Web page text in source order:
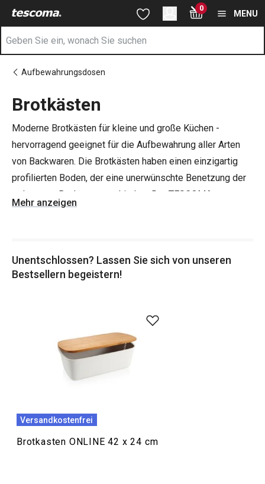
Sie befinden sich auf der Brotkästen Seite
Zum Hauptinhalt springen
Zur Suche springen
Zur Navigation springen 0
MENU
Aufbewahrungsdosen
Brotkästen
Moderne Brotkästen für kleine und große Küchen -
hervorragend geeignet für die Aufbewahrung aller Arten
von Backwaren. Die Brotkästen haben einen einzigartig
profilierten Boden, der eine unerwünschte Benetzung der
gelagerten Backwaren verhindert. Der TESCOMA-
Brotkasten eignet sich nicht nur für die Aufbewahrung von
Beispiel Croissants. Wir empfehlen Ihnen, diese
Brotsorten in einemLebensmittelbeutel
: Vergessen Sie nicht, sich mit
auszustatten - alles hat seinen Platz!
Mehr anzeigen
Unentschlossen? Lassen Sie sich von unseren
Bestsellern begeistern!
Versandkostenfrei
Brotkasten ONLINE 42 x 24 cm